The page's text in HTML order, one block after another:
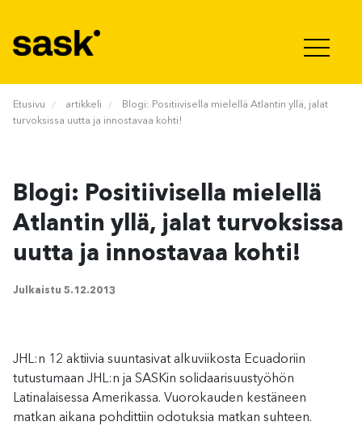
Etusivu artikkeli
Blogi: Positiivisella mielellä Atlantin yllä, jalat
turvoksissa uutta ja innostavaa kohti!
Blogi: Positiivisella mielellä
Atlantin yllä, jalat turvoksissa
uutta ja innostavaa kohti!
Julkaistu 5.12.2013
JHL:n 12 aktiivia suuntasivat alkuviikosta Ecuadoriin
tutustumaan JHL:n ja SASKin solidaarisuustyöhön
Latinalaisessa Amerikassa. Vuorokauden kestäneen
matkan aikana pohdittiin odotuksia matkan suhteen.